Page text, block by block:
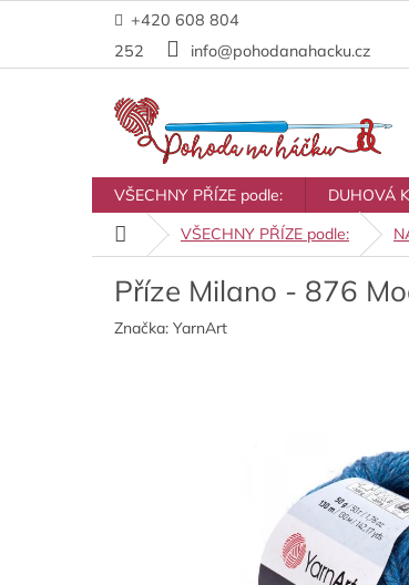
+420 608 804
252
info@pohodanahacku.cz
VŠECHNY PŘÍZE podle: DUHOVÁ
Domů VŠECHNY PŘÍZE podle:
Příze Milano - 876
Značka: YarnArt